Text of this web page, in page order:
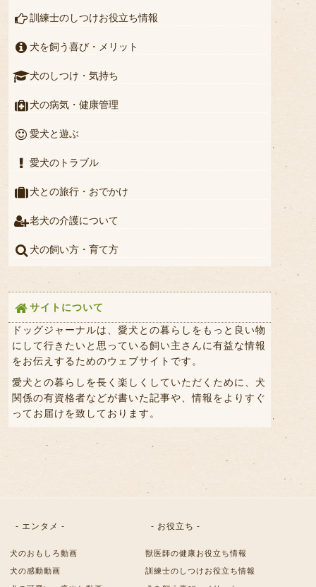
訓練士のしつけお役立ち情報
犬を飼う喜び・メリット
犬のしつけ・気持ち
犬の病気・健康管理
愛犬と遊ぶ
愛犬のトラブル
犬との旅行・おでかけ
老犬の介護について
犬の飼い方・育て方
サイトについて
ドッグジャーナルは、愛犬との暮らしをもっと良い物
にして行きたいと思っている飼い主さんに有益な情報
をお伝えするためのウェブサイトです。
愛犬との暮らしを長く楽しくしていただくために、犬
関係の有資格者などが書いた記事や、情報をよりすぐ
ってお届けを致しております。
- エンタメ -
犬のおもしろ動画
犬の感動動画
- お役立ち -
獣医師の健康お役立ち情報
訓練士のしつけお役立ち情報